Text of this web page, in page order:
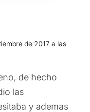
de 2017 a las
de hecho
las
y ademas